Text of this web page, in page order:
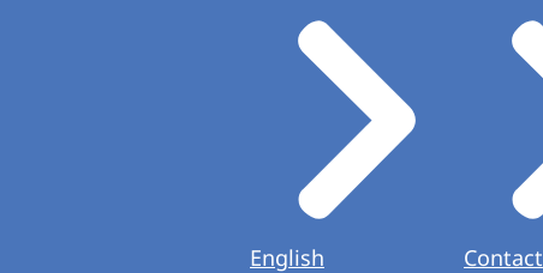
English Contact